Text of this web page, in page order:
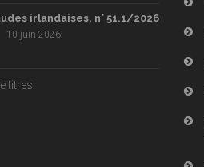
irlandaises, n° 51.1/2026
10 juin 2026
titres